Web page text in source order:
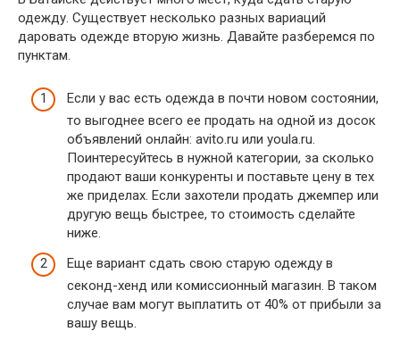
одежду. Существует несколько разных вариаций
даровать одежде вторую жизнь. Давайте разберемся по
пунктам.
Если у вас есть одежда в почти новом состоянии,
то выгоднее всего ее продать на одной из досок
объявлений онлайн: avito.ru или youla.ru.
Поинтересуйтесь в нужной категории, за сколько
продают ваши конкуренты и поставьте цену в тех
же приделах. Если захотели продать джемпер или
другую вещь быстрее, то стоимость сделайте
ниже.
Еще вариант сдать свою старую одежду в
секонд-хенд или комиссионный магазин. В таком
случае вам могут выплатить от 40% от прибыли за
вашу вещь.